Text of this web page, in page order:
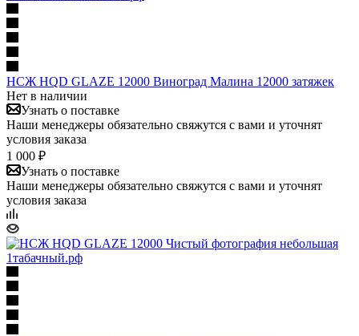
НСЖ HQD GLAZE 12000 Виноград Малина 12000 затяжек
Нет в наличии
Узнать о поставке
Наши менеджеры обязательно свяжутся с вами и уточнят
условия заказа
1 000 ₽
Узнать о поставке
Наши менеджеры обязательно свяжутся с вами и уточнят
условия заказа